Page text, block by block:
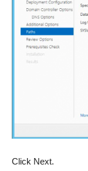
Click Next.